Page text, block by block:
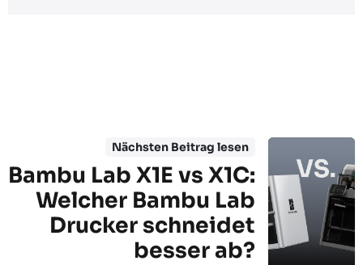
Nächsten Beitrag lesen
Bambu Lab X1E vs X1C:
Welcher Bambu Lab
Drucker schneidet
besser ab?